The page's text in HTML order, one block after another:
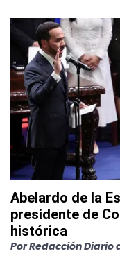
Abelardo de la
presidente de
histórica
PorRedacción Diario